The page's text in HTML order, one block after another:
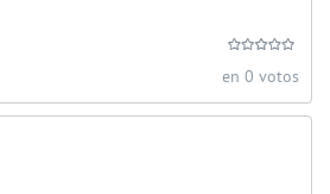
en 0 votos